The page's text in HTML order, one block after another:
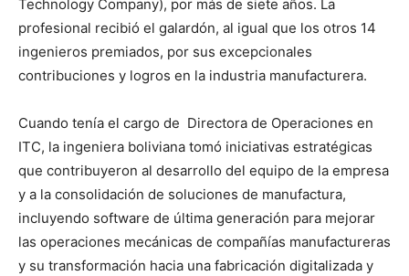
Technology Company), por más de siete años. La
profesional recibió el galardón, al igual que los otros 14
ingenieros premiados, por sus excepcionales
contribuciones y logros en la industria manufacturera.
Cuando tenía el cargo de Directora de Operaciones en
ITC, la ingeniera boliviana tomó iniciativas estratégicas
que contribuyeron al desarrollo del equipo de la empresa
y a la consolidación de soluciones de manufactura,
incluyendo software de última generación para mejorar
las operaciones mecánicas de compañías manufactureras
y su transformación hacia una fabricación digitalizada y